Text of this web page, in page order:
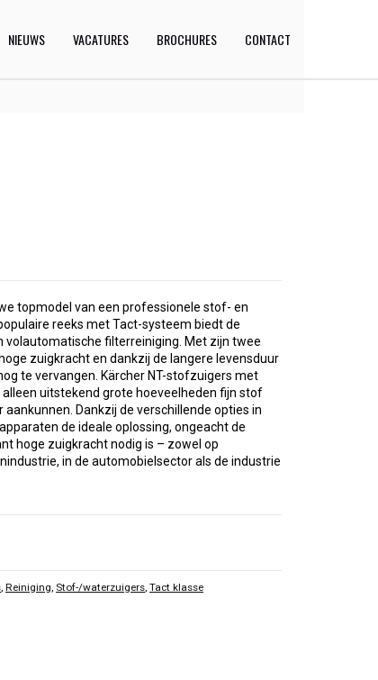
NIEUWS VACATURES BROCHURES CONTACT
topmodel van een professionele stof- en
reeks met Tact-systeem biedt de
volautomatische filterreiniging. Met zijn twee
zuigkracht en dankzij de langere levensduur
te vervangen. Kärcher NT-stofzuigers met
uitstekend grote hoeveelheden fijn stof
Dankzij de verschillende opties in
de ideale oplossing, ongeacht de
hoge zuigkracht nodig is – zowel op
in de automobielsector als de industrie
, Reiniging, Stof-/waterzuigers, Tact klasse